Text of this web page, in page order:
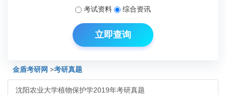
考试资料 综合资讯
立即查询
金盾考研网 >考研真题
沈阳农业大学植物保护学2019年考研真题